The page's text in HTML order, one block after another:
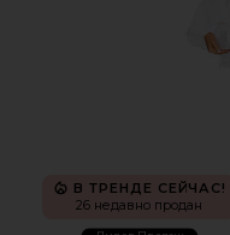
В ТРЕНДЕ СЕЙЧАС!
26 недавно продан